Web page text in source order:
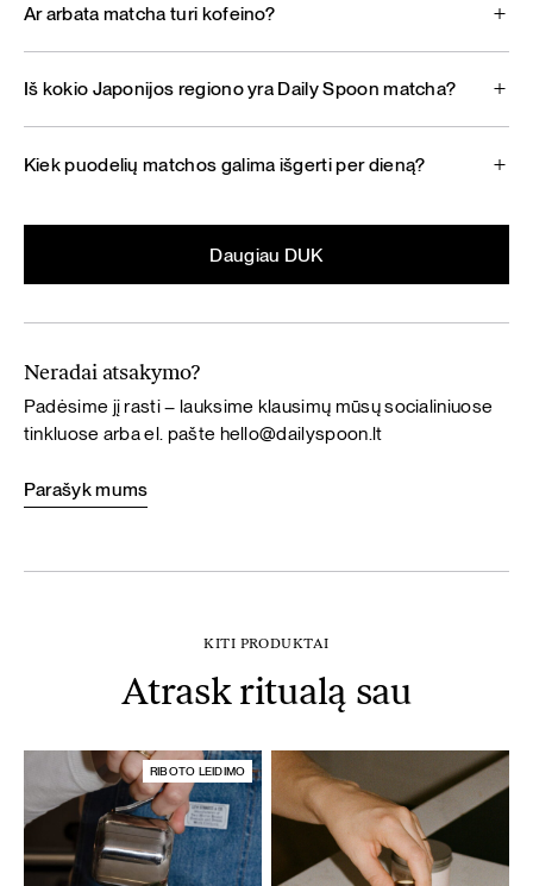
Ar arbata matcha turi kofeino?
Iš kokio Japonijos regiono yra Daily Spoon matcha?
Kiek puodelių matchos galima išgerti per dieną?
Daugiau DUK
Neradai atsakymo?
Padėsime jį rasti – lauksime klausimų mūsų socialiniuose
tinkluose arba el. pašte hello@dailyspoon.lt
Parašyk mums
KITI PRODUKTAI
Atrask ritualą sau
RIBOTO LEIDIMO